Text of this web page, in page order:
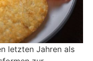
letzten Jahren als